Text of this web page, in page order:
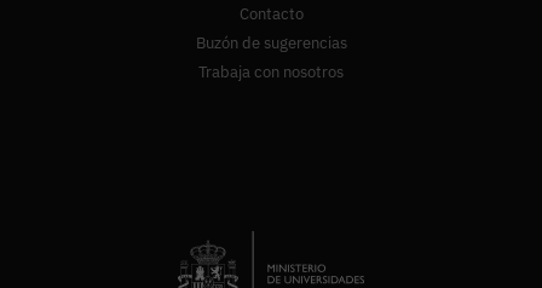
Contacto
Buzón de sugerencias
Trabaja con nosotros